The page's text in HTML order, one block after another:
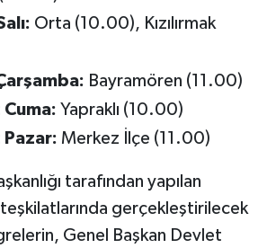
Orta (10.00), Kızılırmak
Bayramören (11.00)
Cuma: Yapraklı (10.00)
Pazar: Merkez İlçe (11.00)
tarafından yapılan
teşkilatlarında gerçekleştirilecek
Genel Başkan Devlet